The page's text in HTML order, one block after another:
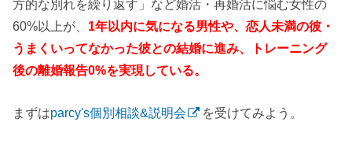
方的な別れを繰り返す」など婚活・再婚活に悩む女性の
60%以上が、 1年以内に気になる男性や、恋人未満の彼・
うまくいってなかった彼との結婚に進み、トレーニング
後の離婚報告0%を実現している。
まずはparcy's個別相談&説明会 を受けてみよう。